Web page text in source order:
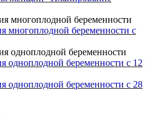
многоплодной беременности
многоплодной беременности с
одноплодной беременности
одноплодной беременности с 12
одноплодной беременности с 28